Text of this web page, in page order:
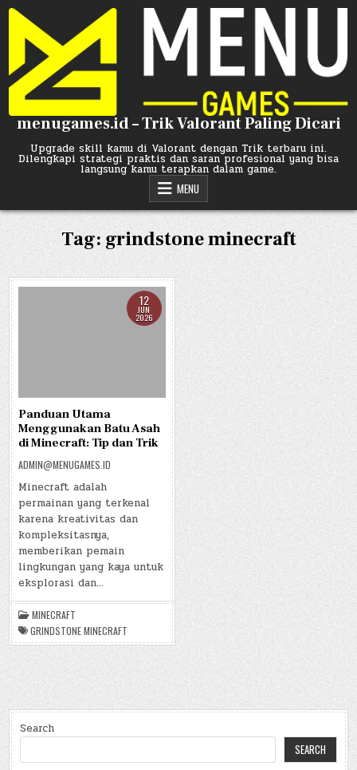
Skip
content
menugames.id – Trik Valorant Paling Dicari
Upgrade skill kamu di Valorant dengan Trik terbaru ini.
Dilengkapi strategi praktis dan saran profesional yang bisa
langsung kamu terapkan dalam game.
MENU
Tag: grindstone minecraft
12
JUN
2026
Panduan Utama
Menggunakan Batu Asah
di Minecraft: Tip dan Trik
ADMIN@MENUGAMES.ID
Minecraft adalah
permainan yang terkenal
karena kreativitas dan
kompleksitasnya,
memberikan pemain
lingkungan yang kaya untuk
eksplorasi dan…
MINECRAFT
GRINDSTONE MINECRAFT
Search
SEARCH